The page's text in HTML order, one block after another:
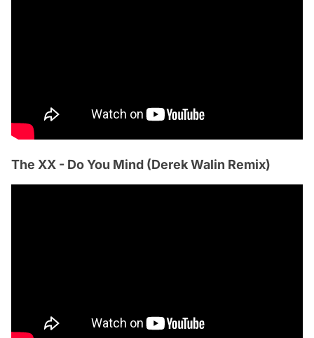
The XX - Do You Mind (Derek Walin Remix)